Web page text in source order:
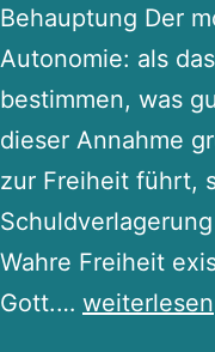
Behauptung Der
Autonomie: als
bestimmen, was
dieser Annahme
zur Freiheit führt,
Wahre Freiheit
Gott.… Autonomie
weiterlesen